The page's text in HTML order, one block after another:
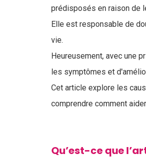
prédisposés en raison de
Elle est responsable de
vie.
Heureusement, avec une
les symptômes et
Cet article explore les
comprendre comment
Qu’est-ce que